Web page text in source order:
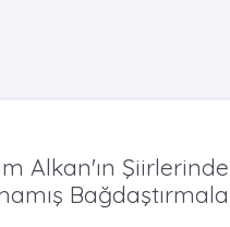
Alkan'ın Şiirlerinde